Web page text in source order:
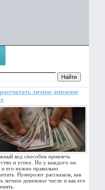
личное денежное
код способен привлечь
и успех. Но у каждого он
и его нужно правильно
Нумеролог рассказала, как
личное денежное число и как его